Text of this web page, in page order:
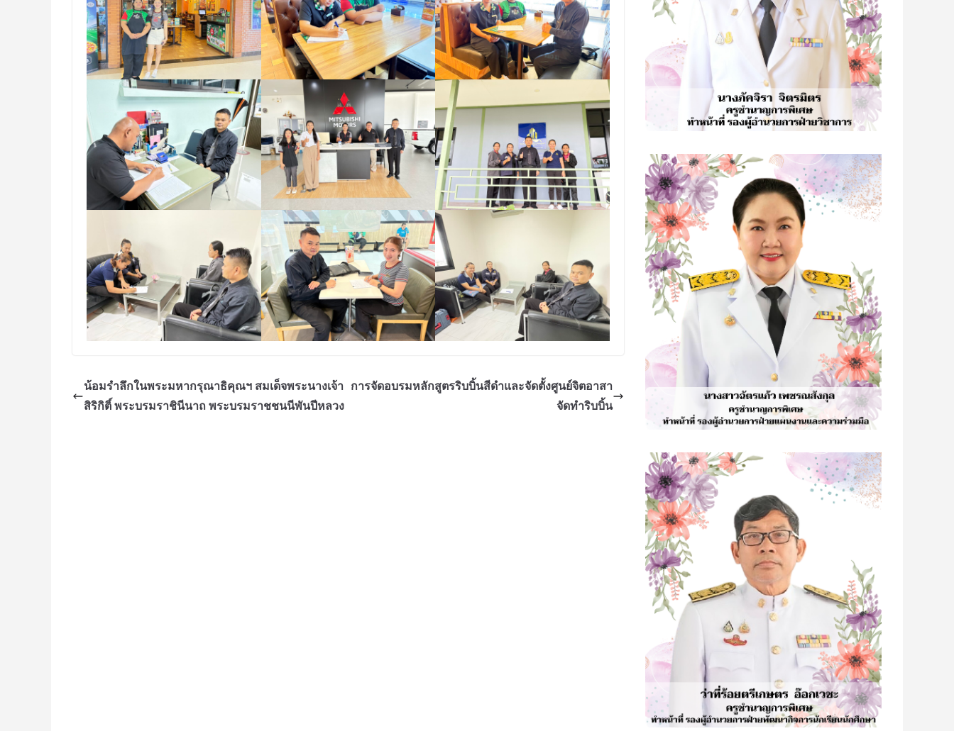
น้อมรำลึกในพระมหากรุณาธิคุณฯ สมเด็จพระนางเจ้า
สิริกิติ์ พระบรมราชินีนาถ พระบรมราชชนนีพันปีหลวง
การจัดอบรมหลักสูตรริบบิ้นสีดำและจัดตั้งศูนย์จิตอาสา
จัดทำริบบิ้น